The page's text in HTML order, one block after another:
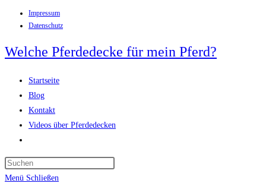
Inhalt
Impressum
Datenschutz
Welche Pferdedecke für mein Pferd?
Startseite
Blog
Kontakt
Videos über Pferdedecken
umschalten
Menü Schließen